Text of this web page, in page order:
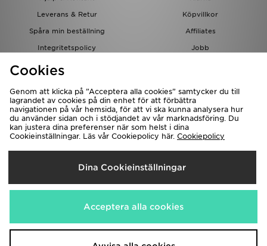
Leverans & Retur
Köpvillkor
Spåra min beställning
Affiliates
Integritetspolicy
Jobb
JD-bloggen
Levererar Till
Sverige
Vi accepterar följande betalningssätt
Besök bolagets hemsida på www.jdplc.com
Cookies
Genom att klicka på ”Acceptera alla cookies” samtycker du till
lagrandet av cookies på din enhet för att förbättra
navigationen på vår hemsida, för att vi ska kunna analysera hur
du använder sidan och i stödjandet av vår marknadsföring. Du
kan justera dina preferenser när som helst i dina
Cookieinställningar. Läs vår Cookiepolicy här. Cookiepolicy
Dina Cookieinställningar
Acceptera alla cookies